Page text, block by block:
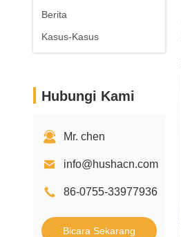
Berita
Kasus-Kasus
Hubungi Kami
Mr. chen
info@hushacn.com
86-0755-33977936
Bicara Sekarang